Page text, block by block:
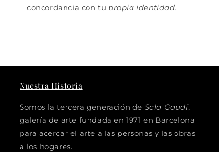
concordancia con tu propia identidad.
Nuestra Historia
Somos la tercera generación de Sala Gaudí,
galería de arte fundada en 1971 en Barcelona
para acercar el arte a las personas y las obras
a los hogares.